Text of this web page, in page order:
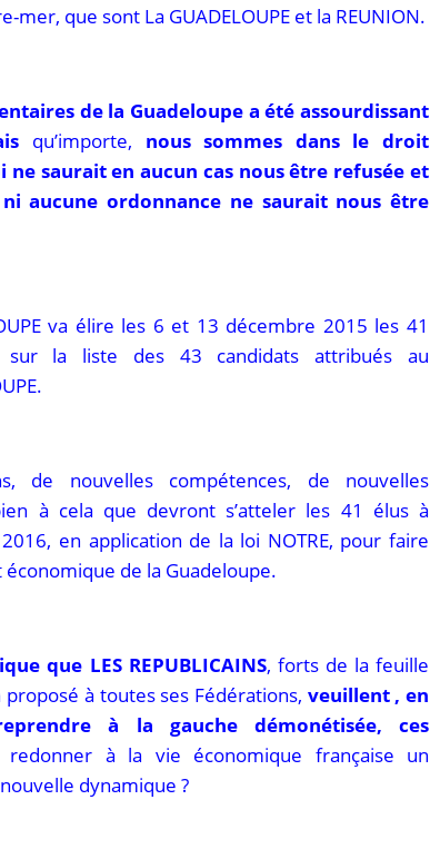
mer, que sont La GUADELOUPE et la REUNION.
de la Guadeloupe a été assourdissant
qu’importe, nous sommes dans le droit
saurait en aucun cas nous être refusée et
aucune ordonnance ne saurait nous être
va élire les 6 et 13 décembre 2015 les 41
sur la liste des 43 candidats attribués au
de nouvelles compétences, de nouvelles
à cela que devront s’atteler les 41 élus à
en application de la loi NOTRE, pour faire
de la Guadeloupe.
que LES REPUBLICAINS, forts de la feuille
à toutes ses Fédérations, veuillent , en
à la gauche démonétisée, ces
redonner à la vie économique française un
dynamique ?